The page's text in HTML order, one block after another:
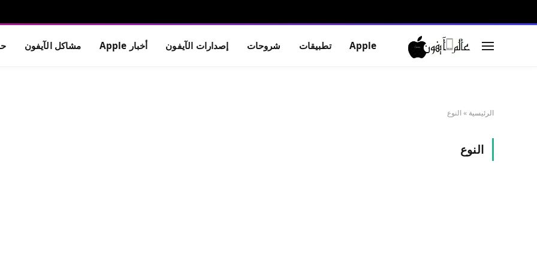
Apple تطبيقات شروحات إصدارات الآيفون أخبار Apple مشاكل الآيفون
الرئيسية » النوع
النوع